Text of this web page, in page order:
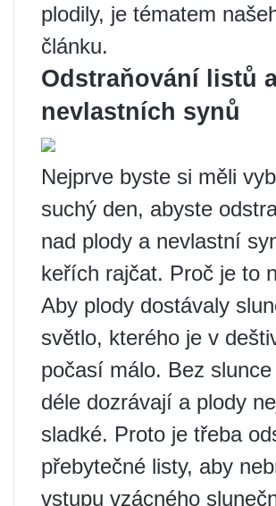
plodily, je tématem
článku.
Odstraňování listů
nevlastních synů
Nejprve byste si měli
suchý den, abyste
nad plody a nevlastní
keřích rajčat. Proč je to
Aby plody dostávaly
světlo, kterého je v
počasí málo. Bez
déle dozrávají a plody
sladké. Proto je třeba
přebytečné listy, aby
vstupu vzácného